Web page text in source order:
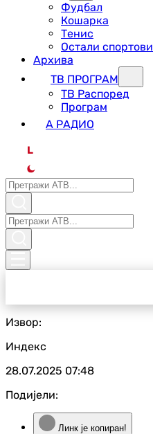
Фудбал
Кошарка
Тенис
Остали спортови
Архива
ТВ ПРОГРАМ
ТВ Распоред
Програм
А РАДИО
L
Извор:
Индекс
28.07.2025 07:48
Подијели:
Линк је копиран!